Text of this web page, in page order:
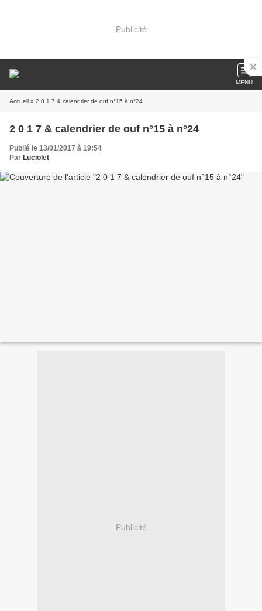
Publicité
MENU
Accueil » 2 0 1 7 & calendrier de ouf n°15 à n°24
2 0 1 7 & calendrier de ouf n°15 à n°24
Publié le 13/01/2017 à 19:54
Par Luciolet
Publicité